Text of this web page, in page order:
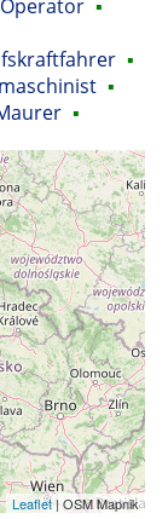
Operator ▪
▪
▪
▪
Leaflet| OSM Mapnik